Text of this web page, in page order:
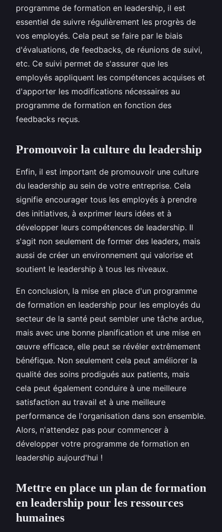
programme de formation en leadership, il est
essentiel de suivre régulièrement les progrès de
vos employés. Cela peut se faire par le biais
d'évaluations, de feedbacks, de réunions de suivi,
etc. Ce suivi permet de s'assurer que les
employés appliquent les compétences acquises et
d'apporter les modifications nécessaires au
programme de formation en fonction des
feedbacks reçus.
Promouvoir la culture du leadership
Enfin, il est important de promouvoir une culture
du leadership au sein de votre entreprise. Cela
signifie encourager tous les employés à prendre
des initiatives, à exprimer leurs idées et à
développer leurs compétences de leadership. Il
s'agit non seulement de former des leaders, mais
aussi de créer un environnement qui valorise et
soutient le leadership à tous les niveaux.
En conclusion, la mise en place d'un programme
de formation en leadership pour les employés du
secteur de la santé peut sembler une tâche ardue,
mais avec une bonne planification et une mise en
œuvre efficace, elle peut se révéler extrêmement
bénéfique. Non seulement cela peut améliorer la
qualité des soins prodigués aux patients, mais
cela peut également conduire à une meilleure
satisfaction au travail et à une meilleure
performance de l'organisation dans son ensemble.
Alors, n'attendez pas pour commencer à
développer votre programme de formation en
leadership aujourd'hui !
Mettre en place un plan de formation
en leadership pour les ressources
humaines